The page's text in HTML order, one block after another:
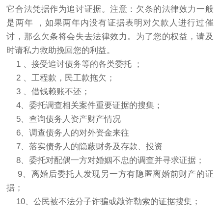
它合法凭据作为追讨证据。注意：欠条的法律效力一般
是两年 ，如果两年内没有证据表明对欠款人进行过催
讨，那么欠条将会失去法律效力。为了您的权益，请及
时请私力救助挽回您的利益。
1 、接受追讨债务等的各类委托 ；
2 、工程款，民工款拖欠；
3 、借钱赖账不还；
4、委托调查相关案件重要证据的搜集；
5、查询债务人资产财产情况
6、调查债务人的对外资金来往
7、落实债务人的隐蔽财务及存款、投资
8、委托对配偶一方对婚姻不忠的调查并寻求证据；
9、离婚后委托人发现另一方有隐匿离婚前财产的证
据；
10、公民被不法分子诈骗或敲诈勒索的证据搜集；